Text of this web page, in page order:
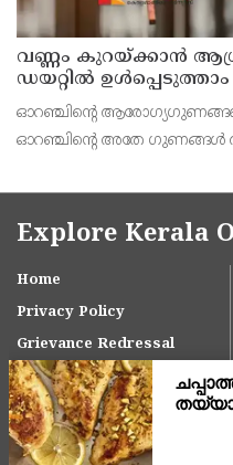
വണ്ണം കുറയ്ക്കാൻ
ഡയറ്റിൽ ഉൾപ്പെടുത്താം
ഓറഞ്ചിന്റെ
ഓറഞ്ചിന്റെ അതേ ഗുണങ്ങൾ
തടിയും കുറയ്ക്കാൻ വരെ
Explore Kerala
Home
Privacy Policy
Grievance Redressal